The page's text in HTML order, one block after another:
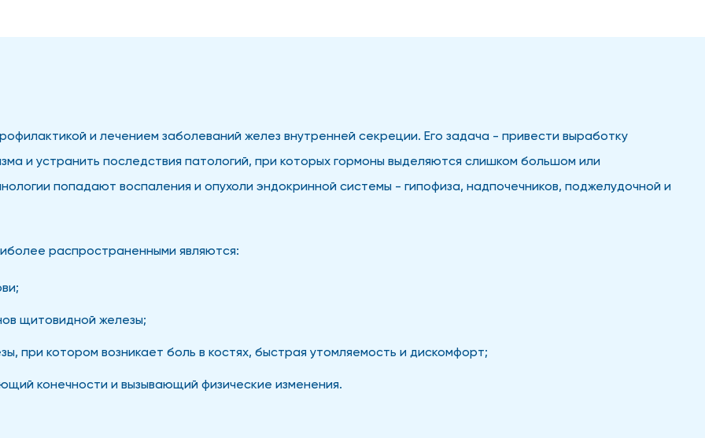
и лечением заболеваний желез внутренней секреции. Его задача - привести выработку
и устранить последствия патологий, при которых гормоны выделяются слишком большом или
попадают воспаления и опухоли эндокринной системы - гипофиза, надпочечников, поджелудочной и
распространенными являются:
щитовидной железы;
при котором возникает боль в костях, быстрая утомляемость и дискомфорт;
конечности и вызывающий физические изменения.